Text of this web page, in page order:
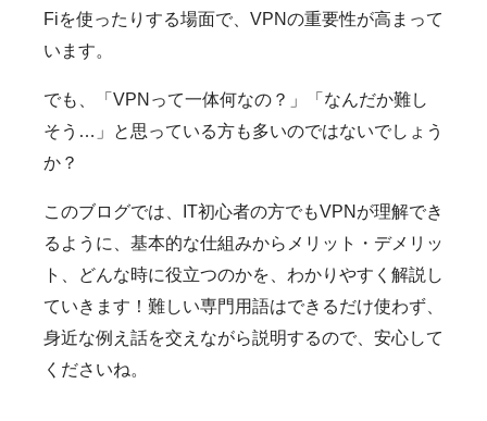
Fiを使ったりする場面で、VPNの重要性が高まって
います。
でも、「VPNって一体何なの？」「なんだか難し
そう…」と思っている方も多いのではないでしょう
か？
このブログでは、IT初心者の方でもVPNが理解でき
るように、基本的な仕組みからメリット・デメリッ
ト、どんな時に役立つのかを、わかりやすく解説し
ていきます！難しい専門用語はできるだけ使わず、
身近な例え話を交えながら説明するので、安心して
くださいね。